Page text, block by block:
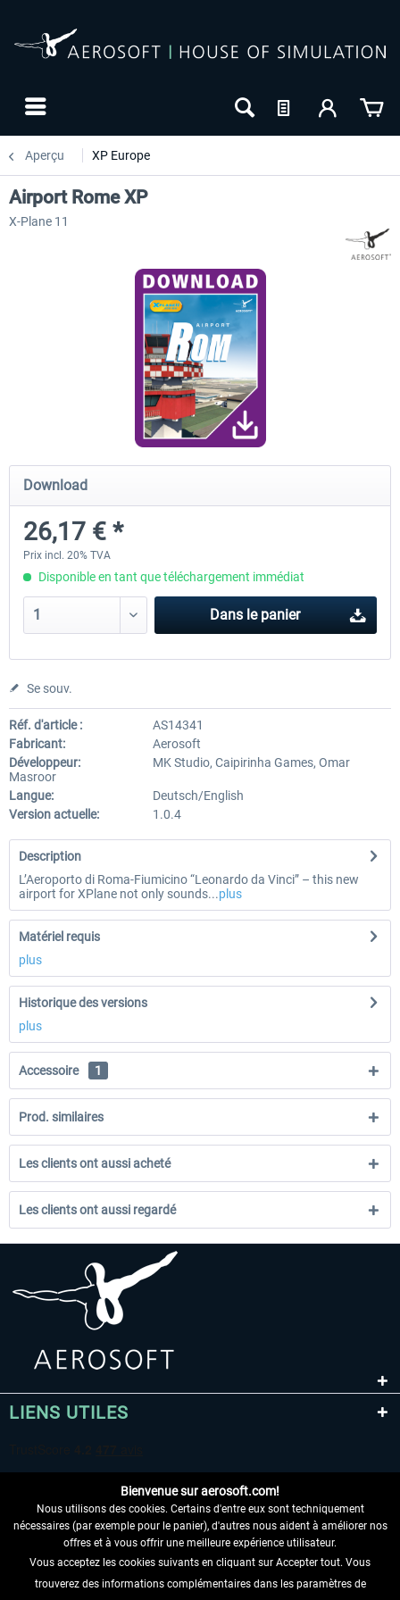
Aperçu XP Europe
Airport Berlin Brandenburg V2 XP
30,20 € *
Airport Zurich V2.0 XP
Airport Rome XP
X-Plane 11
Download
26,17 € *
Prix incl. 20% TVA
Disponible en tant que téléchargement immédiat
Dans le panier
Se souv.
Réf. d'article :
AS14341
Fabricant:
Aerosoft
Développeur:
MK Studio, Caipirinha Games, Omar
Masroor
Langue:
Deutsch/English
Version actuelle:
1.0.4
Description
L’Aeroporto di Roma-Fiumicino “Leonardo da Vinci” – this new
airport for XPlane not only sounds...plus
Matériel requis
plus
Historique des versions
plus
Accessoire 1
Prod. similaires
Les clients ont aussi acheté
Les clients ont aussi regardé
LIENS UTILES
RENONCER AU CONTRAT ICI
Bienvenue sur aerosoft.com!
Nous utilisons des cookies. Certains d'entre eux sont techniquement
nécessaires (par exemple pour le panier), d'autres nous aident à améliorer nos
offres et à vous offrir une meilleure expérience utilisateur.
Vous acceptez les cookies suivants en cliquant sur Accepter tout. Vous
trouverez des informations complémentaires dans les paramètres de